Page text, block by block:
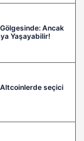
Ancak
Yaşayabilir!
Altcoinlerde seçici